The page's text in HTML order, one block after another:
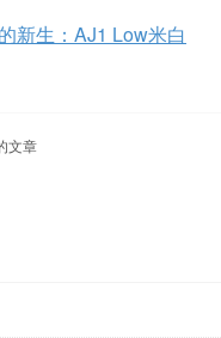
新生：AJ1 Low米白
文章